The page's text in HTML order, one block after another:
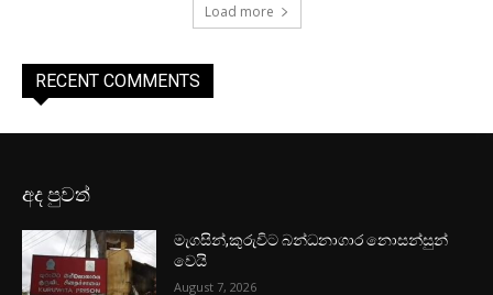
Load more
RECENT COMMENTS
අද පුවත්
මැගසින්,කුරුවිට බන්ධනාගාර නොසන්සුන්
වෙයි
August 7, 2026